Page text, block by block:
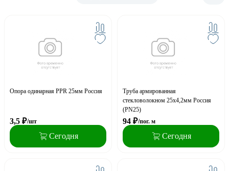
Опора одинарная PPR 25мм Россия
3,5 ₽/шт
Сегодня
Труба армированная
стекловолокном 25х4,2мм Россия
(PN25)
94 ₽/пог. м
Сегодня